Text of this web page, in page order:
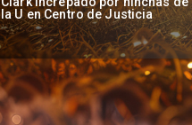
Colo Colo como nuevo arquero